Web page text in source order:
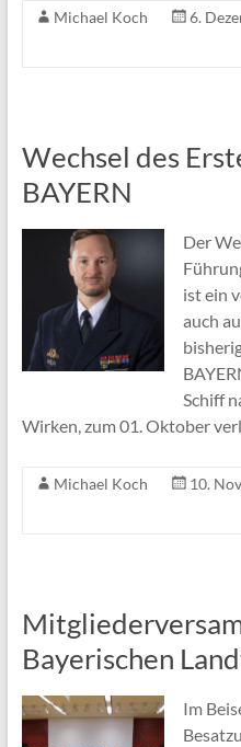
Michael Koch 6.
Wechsel des
BAYERN
Der
ist ein
auch
Schiff
Wirken, zum 01. Oktober
Michael Koch 10.
Bayerischen
Im